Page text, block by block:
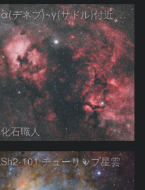
α(デネブ)~γ(サドル)付近 NGC7000 北アメリカ星雲 IC5067~5070 ペリカン星雲 はくちょう座
化石職人
Sh2-101 チューリップ星雲